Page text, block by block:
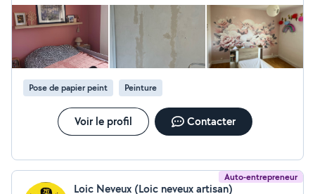
d'appartement . Airbnb Ensuite peintures , tapisseries à
la demande. Fais également du nettoyage jardinage ,j'ai
taille haie,etc Je retape également des meubles
,relooking Je peux également vous amener pour vos
courses,rdv médicaux également Je fais également de
la garde d'enfants,à été Gouvernante chez des
particuliers qui avait deux enfants Si besoin je peux
garder votre animal également A bientôt Monique
Pose de papier peint Peinture
Voir le profil Contacter
Auto-entrepreneur
Loic Neveux (Loic neveux artisan)